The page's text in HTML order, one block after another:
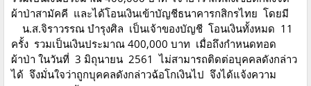
ผ้าป่าสามัคคี และได้โอนเงินเข้าบัญชีธนาคารกสิกรไทย โดยมี
น.ส.จิราวรรณ บำรุงศิล เป็นเจ้าของบัญชี โอนเงินทั้งหมด 11
ครั้ง รวมเป็นเงินประมาณ 400,000 บาท เมื่อถึงกำหนดทอด
ผ้าป่า ในวันที่ 3 มิถุนายน 2561 ไม่สามารถติดต่อบุคคลดังกล่าว
ได้ จึงมั่นใจว่าถูกบุคคลดังกล่าวฉ้อโกเงินไป จึงได้แจ้งความ